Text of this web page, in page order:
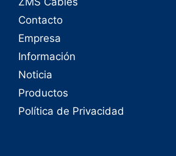
Contacto
Empresa
Información
Noticia
Productos
Política de Privacidad